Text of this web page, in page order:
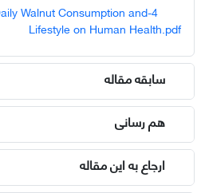
Walnut Consumption and
Lifestyle on Human Health.pdf
سابقه مقاله
هم رسانی
ارجاع به این مقاله